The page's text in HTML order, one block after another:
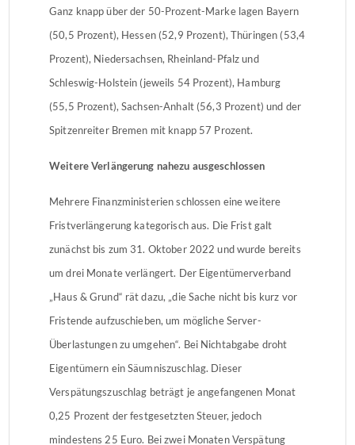
Ganz knapp über der 50-Prozent-Marke lagen Bayern
(50,5 Prozent), Hessen (52,9 Prozent), Thüringen (53,4
Prozent), Niedersachsen, Rheinland-Pfalz und
Schleswig-Holstein (jeweils 54 Prozent), Hamburg
(55,5 Prozent), Sachsen-Anhalt (56,3 Prozent) und der
Spitzenreiter Bremen mit knapp 57 Prozent.
Weitere Verlängerung nahezu ausgeschlossen
Mehrere Finanzministerien schlossen eine weitere
Fristverlängerung kategorisch aus. Die Frist galt
zunächst bis zum 31. Oktober 2022 und wurde bereits
um drei Monate verlängert. Der Eigentümerverband
„Haus & Grund“ rät dazu, „die Sache nicht bis kurz vor
Fristende aufzuschieben, um mögliche Server-
Überlastungen zu umgehen“. Bei Nichtabgabe droht
Eigentümern ein Säumniszuschlag. Dieser
Verspätungszuschlag beträgt je angefangenen Monat
0,25 Prozent der festgesetzten Steuer, jedoch
mindestens 25 Euro. Bei zwei Monaten Verspätung